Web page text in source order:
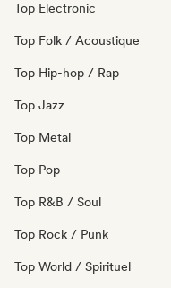
Top Electronic
Top Folk / Acoustique
Top Hip-hop / Rap
Top Jazz
Top Metal
Top Pop
Top R&B / Soul
Top Rock / Punk
Top World / Spirituel